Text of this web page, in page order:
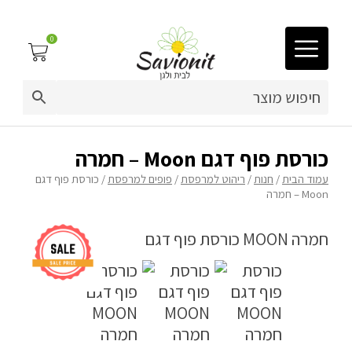
03-9212883
פינות זולה
מיטות לכלבים
ריהוט גן
פינות ישיבה
0
כורסת פוף דגם Moon – חמרה
עמוד הבית/ חנות/ ריהוט למרפסת/ פופים למרפסת/ כורסת פוף דגם
Moon – חמרה